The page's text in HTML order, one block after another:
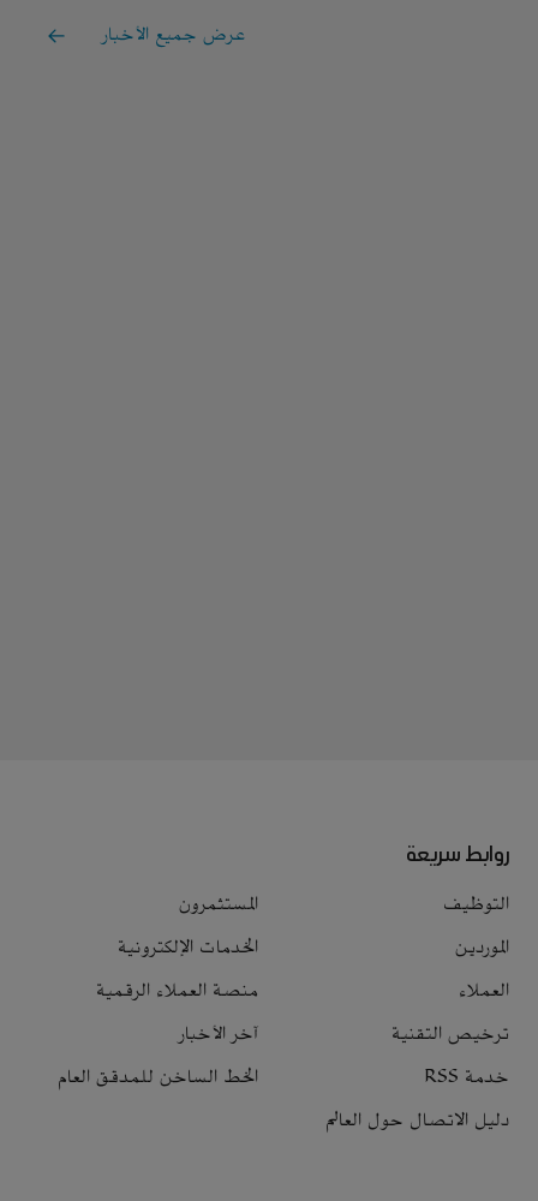
عرض جميع الأخبار
روابط سريعة
التوظيف
المستثمرون
الموردين
الخدمات الإلكترونية
العملاء
منصة العملاء الرقمية
ترخيص التقنية
آخر الأخبار
خدمة RSS
الخط الساخن للمدقق العام
دليل الاتصال حول العالم